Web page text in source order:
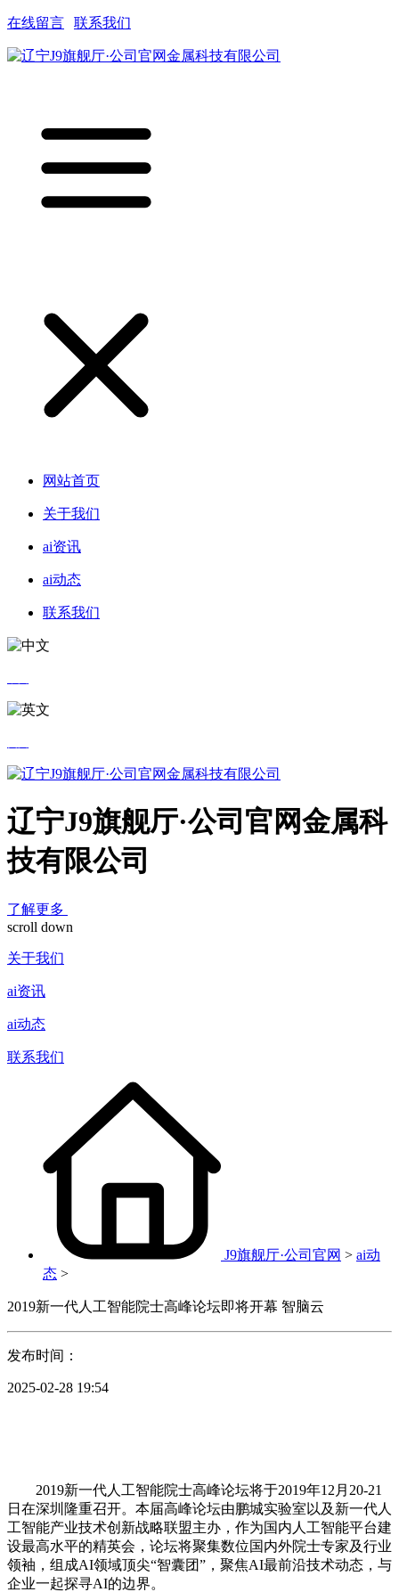
在线留言 联系我们
网站首页
关于我们
ai资讯
ai动态
联系我们
辽宁J9旗舰厅·公司官网金属科
技有限公司
了解更多
scroll down
关于我们
ai资讯
ai动态
联系我们
J9旗舰厅·公司官网 > ai动
态 >
2019新一代人工智能院士高峰论坛即将开幕 智脑云
发布时间：
2025-02-28 19:54
2019新一代人工智能院士高峰论坛将于2019年12月20-21
日在深圳隆重召开。本届高峰论坛由鹏城实验室以及新一代人
工智能产业技术创新战略联盟主办，作为国内人工智能平台建
设最高水平的精英会，论坛将聚集数位国内外院士专家及行业
领袖，组成AI领域顶尖“智囊团”，聚焦AI最前沿技术动态，与
企业一起探寻AI的边界。